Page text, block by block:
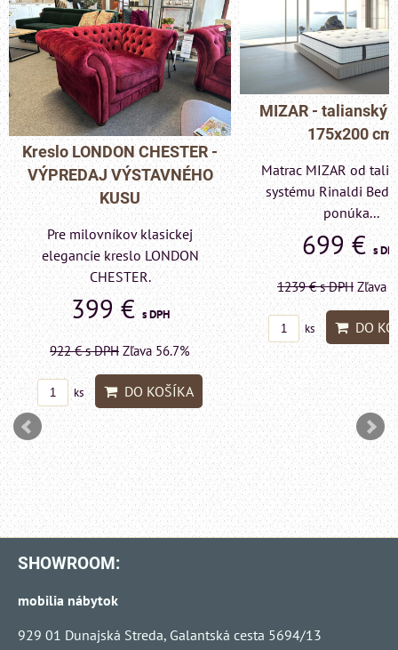
MIZAR - talianský matrac
175x200 cm
Matrac MIZAR od talianskeho
systému Rinaldi Bed System
ponúka...
699 €s DPH
1239 €s DPH Zľava 43.6%
ks DO KOŠÍKA
Pohovka LONDON
- VÝPREDAJ
KUSU
Pre milovníkov
elegancie kreslo a
LONDON
599 €s
1415 €s DPH Zľava
ks DO
SHOWROOM:
mobilia nábytok
929 01 Dunajská Streda, Galantská cesta 5694/13